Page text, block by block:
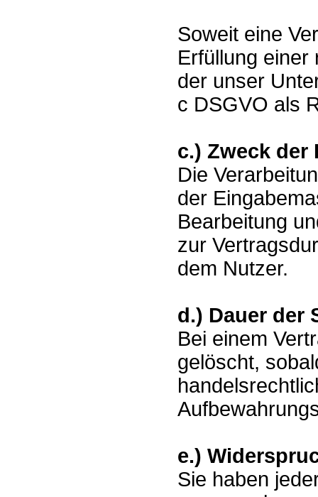
Soweit eine
Erfüllung einer
der unser
c DSGVO als
c.) Zweck der
Die
der
Bearbeitung
zur
dem Nutzer.
d.) Dauer der
Bei einem
gelöscht,
e.)
Sie haben